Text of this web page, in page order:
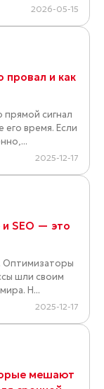
2026-05-15
провал и как
прямой сигнал
время. Если
2025-12-17
SEO — это
Оптимизаторы
шли своим
Н...
2025-12-17
мешают